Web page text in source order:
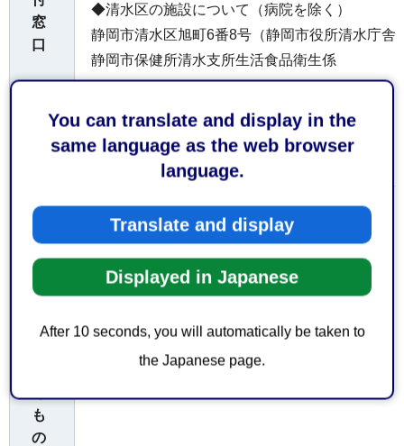
You can translate and display in the
same language as the web browser
language.
Translate and display
Displayed in Japanese
After 10 seconds, you will automatically be taken to
the Japanese page.
窓
口
◆清水区の施設について（病院を除く）
静岡市清水区旭町6番8号（静岡市役所清水庁舎
静岡市保健所清水支所生活食品衛生係
平日の午前8時30分から午後5時15分まで
お
持
ち
い
も
の